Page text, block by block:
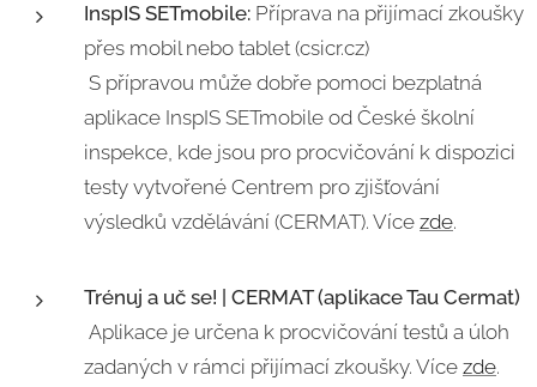
InspIS SETmobile: Příprava na přijímací zkoušky
přes mobil nebo tablet (csicr.cz)
S přípravou může dobře pomoci bezplatná
aplikace InspIS SETmobile od České školní
inspekce, kde jsou pro procvičování k dispozici
testy vytvořené Centrem pro zjišťování
výsledků vzdělávání (CERMAT). Více zde.
Trénuj a uč se! | CERMAT (aplikace Tau Cermat)
Aplikace je určena k procvičování testů a úloh
zadaných v rámci přijímací zkoušky. Více zde.